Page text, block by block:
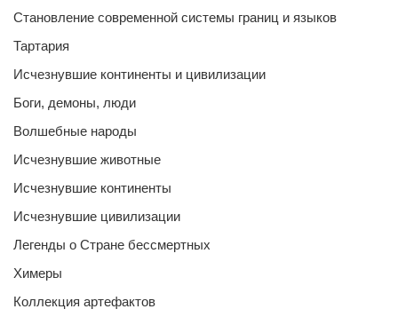
Становление современной системы границ и языков
Тартария
Исчезнувшие континенты и цивилизации
Боги, демоны, люди
Волшебные народы
Исчезнувшие животные
Исчезнувшие континенты
Исчезнувшие цивилизации
Легенды о Стране бессмертных
Химеры
Коллекция артефактов